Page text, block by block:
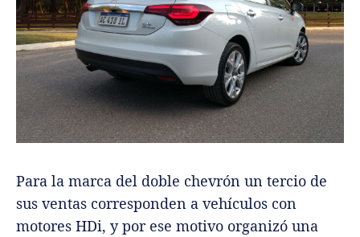
Para la marca del doble chevrón un tercio de
sus ventas corresponden a vehículos con
motores HDi, y por ese motivo organizó una